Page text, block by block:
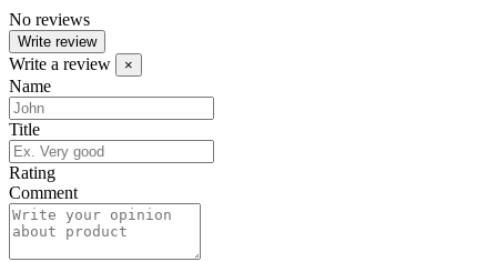
No reviews
Write review
Write a review ×
Name
Title
Rating
Comment